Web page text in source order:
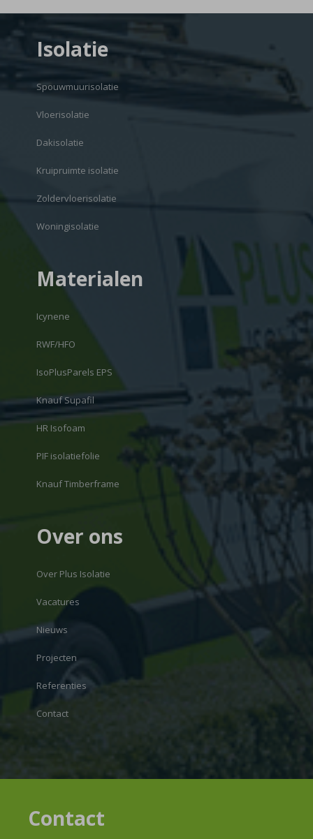
Isolatie
Spouwmuurisolatie
Vloerisolatie
Dakisolatie
Kruipruimte isolatie
Zoldervloerisolatie
Woningisolatie
Materialen
Icynene
RWF/HFO
IsoPlusParels EPS
Knauf Supafil
HR Isofoam
PIF isolatiefolie
Knauf Timberframe
Over ons
Over Plus Isolatie
Vacatures
Nieuws
Projecten
Referenties
Contact
Contact